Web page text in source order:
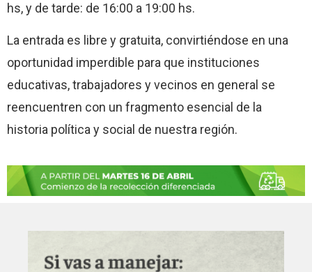
hs, y de tarde: de 16:00 a 19:00 hs.
La entrada es libre y gratuita, convirtiéndose en una
oportunidad imperdible para que instituciones
educativas, trabajadores y vecinos en general se
reencuentren con un fragmento esencial de la
historia política y social de nuestra región.